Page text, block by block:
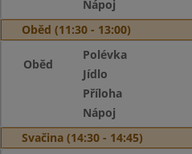
Nápoj
Oběd (11:30 - 13:00)
Oběd
Polévka
Jídlo
Příloha
Nápoj
Svačina (14:30 - 14:45)